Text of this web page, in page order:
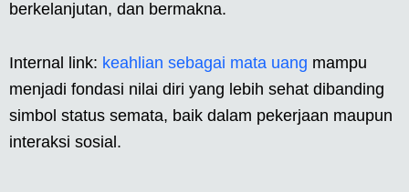
berkelanjutan, dan bermakna.
Internal link: keahlian sebagai mata uang mampu
menjadi fondasi nilai diri yang lebih sehat dibanding
simbol status semata, baik dalam pekerjaan maupun
interaksi sosial.